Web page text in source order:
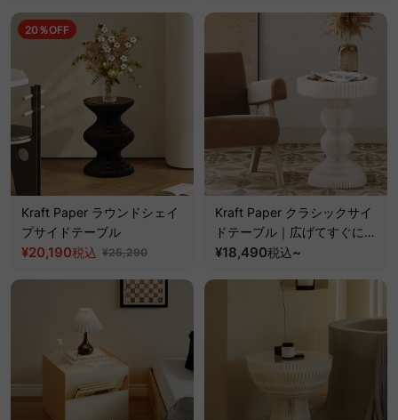
20％OFF
Kraft Paper ラウンドシェイ
プサイドテーブル
¥20,190税込 ¥25,290
Kraft Paper クラシックサイ
ドテーブル｜広げてすぐに使
えるハニカム構造の丈夫なエ
¥18,490税込~